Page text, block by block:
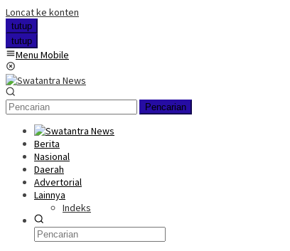
Loncat ke konten
tutup
tutup
Menu Mobile
Pencarian
Berita
Nasional
Daerah
Advertorial
Lainnya
Indeks